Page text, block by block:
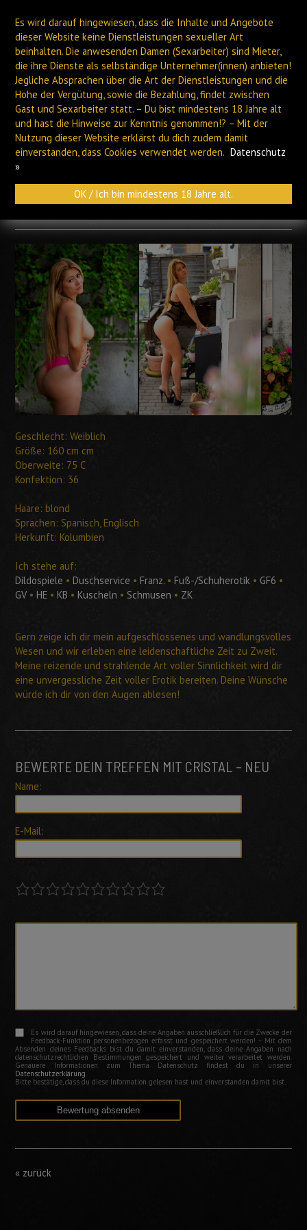
PLAUEN HOF
Archiv
CRISTAL – NEU
Gern zeige ich dir mein aufgeschlossenes und wandlungsvolles
Wesen und wir erleben eine leidenschaftliche Zeit zu Zweit.
Meine reizende und strahlende Art voller Sinnlichkeit wird dir
eine unvergessliche Zeit voller Erotik bereiten. Deine Wünsche
würde ich dir von den Augen ablesen!
BEWERTE DEIN TREFFEN MIT CRISTAL – NEU
Name:
E-Mail:
10
9
8
7
6
5
4
3
2
Es wird darauf hingewiesen, dass deine Angaben ausschließlich für die Zwecke der
Feedback-Funktion personenbezogen erfasst und gespeichert werden! – Mit dem
Absenden deines Feedbacks bist du damit einverstanden, dass deine Angaben nach
datenschutzrechtlichen Bestimmungen gespeichert und weiter verarbeitet werden.
Genauere Informationen zum Thema Datenschutz findest du in unserer
Datenschutzerklärung.
Bitte bestätige, dass du diese Information gelesen hast und einverstanden damit bist.
Geschlecht: Weiblich
Größe: 160 cm cm
Oberweite: 75 C
Konfektion: 36
Haare: blond
Sprachen: Spanisch, Englisch
Herkunft: Kolumbien
Ich stehe auf:
Dildospiele • Duschservice • Franz. •Fuß-/Schuherotik • GF6 •
GV • HE •KB • Kuscheln •Schmusen • ZK
« zurück
Es wird darauf hingewiesen, dass die Inhalte und Angebote
dieser Website keine Dienstleistungen sexueller Art
beinhalten. Die anwesenden Damen (Sexarbeiter) sind Mieter,
die ihre Dienste als selbständige Unternehmer(innen) anbieten!
Jegliche Absprachen über die Art der Dienstleistungen und die
Höhe der Vergütung, sowie die Bezahlung, findet zwischen
Gast und Sexarbeiter statt. – Du bist mindestens 18 Jahre alt
und hast die Hinweise zur Kenntnis genommen!? – Mit der
Nutzung dieser Website erklärst du dich zudem damit
einverstanden, dass Cookies verwendet werden. Datenschutz
»
OK / Ich bin mindestens 18 Jahre alt.